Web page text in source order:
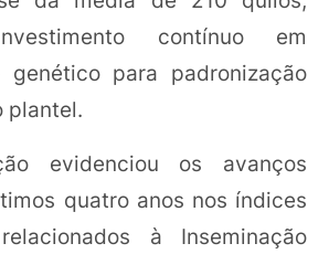
contínuo em
genético para padronização
plantel.
evidenciou os avanços
quatro anos nos índices
à Inseminação